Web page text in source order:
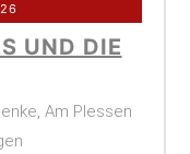
UND DIE
Am Plessen